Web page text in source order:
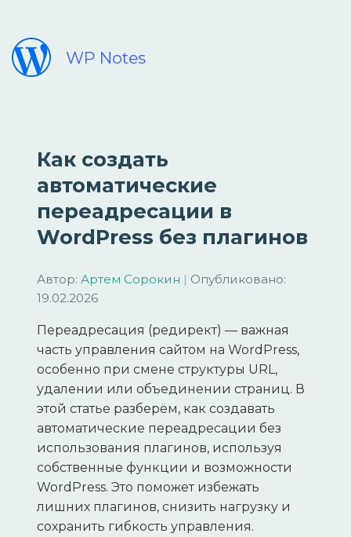
WP Notes
Как создать
автоматические
переадресации в
WordPress без плагинов
Автор: Артем Сорокин | Опубликовано:
19.02.2026
Переадресация (редирект) — важная
часть управления сайтом на WordPress,
особенно при смене структуры URL,
удалении или объединении страниц. В
этой статье разберём, как создавать
автоматические переадресации без
использования плагинов, используя
собственные функции и возможности
WordPress. Это поможет избежать
лишних плагинов, снизить нагрузку и
сохранить гибкость управления.